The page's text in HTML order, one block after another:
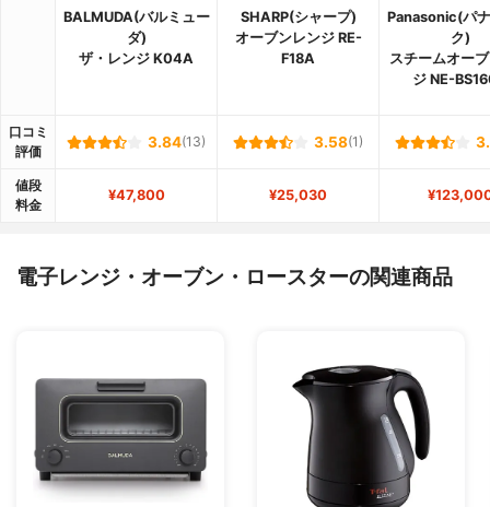
BALMUDA(バルミュー
ダ)
ザ・レンジ K04A
SHARP(シャープ)
オーブンレンジ RE-
F18A
Panasonic(パ
ク)
スチームオー
ジ NE-
口コミ
評価
3.84(13) 3.58(1)
値段
料金
¥47,800 ¥25,030
電子レンジ・オーブン・ロースターの関連商品